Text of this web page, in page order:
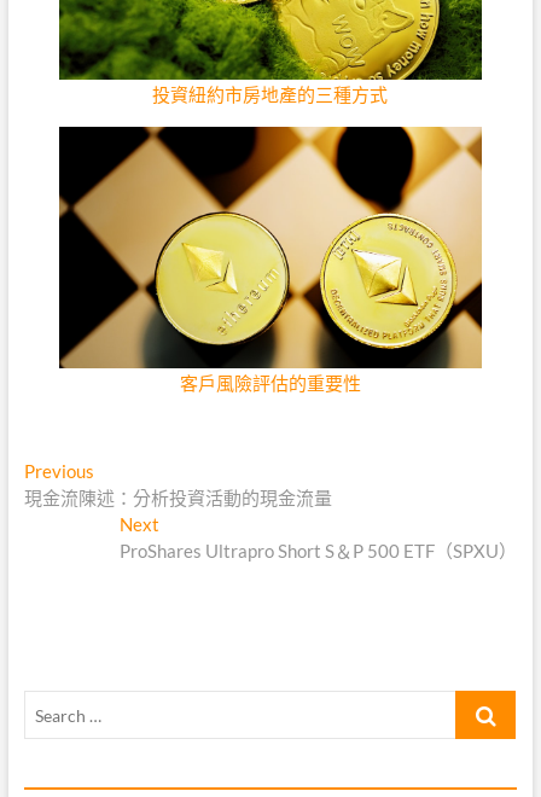
投資紐約市房地產的三種方式
客戶風險評估的重要性
文
章
PreviousPrevious
post:
現金流陳述：分析投資活動的現金流量
Next
post:
ProShares Ultrapro Short S＆P 500 ETF（SPXU）
Search